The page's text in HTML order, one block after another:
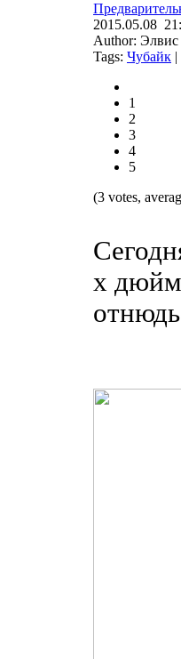
2015.05.08
Author: Элвис
Tags: Чубайк |
1
2
3
4
5
(3 votes,
х